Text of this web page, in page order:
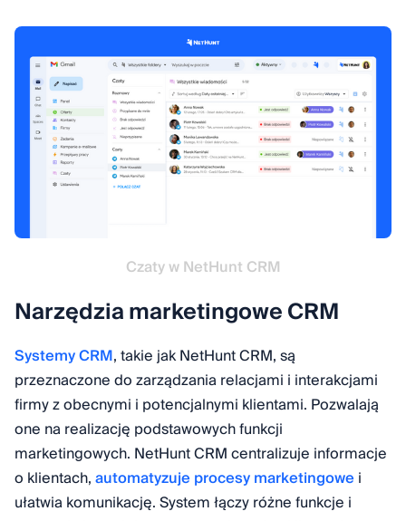
Czaty w NetHunt CRM
Narzędzia marketingowe CRM
Systemy CRM, takie jak NetHunt CRM, są
przeznaczone do zarządzania relacjami i interakcjami
firmy z obecnymi i potencjalnymi klientami. Pozwalają
one na realizację podstawowych funkcji
marketingowych. NetHunt CRM centralizuje informacje
o klientach,automatyzuje procesy marketingowei
ułatwia komunikację. System łączy różne funkcje i